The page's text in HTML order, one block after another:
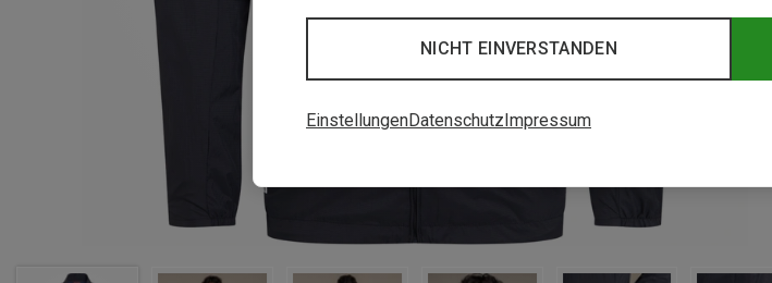
NICHT EINVERSTANDEN
EinstellungenDatenschutz Impressum